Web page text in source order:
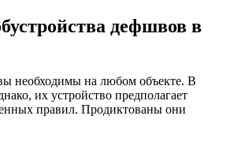
дефшвов в
необходимы на любом объекте. В
их устройство предполагает
правил. Продиктованы они